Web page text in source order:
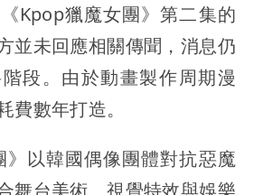
Kpop獵魔女團》第二集的
並未回應相關傳聞，消息仍
段。由於動畫製作周期漫
費數年打造。
》以韓國偶像團體對抗惡魔
舞台美術、視覺特效與娛樂